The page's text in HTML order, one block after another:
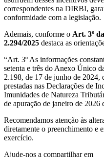
correspondentes na DIRBI,
conformidade com a legislação.
Ademais, conforme o Art. 3º
2.294/2025 destaca as
“Art. 3º As informações
setenta e três do Anexo Único
2.198, de 17 de junho de 2024,
prestadas nas Declarações de
Imunidades de Natureza
de apuração de janeiro de 2026
Recomendamos atenção às
diretamente o preenchimento
exercício.
Ajude-nos a compartilhar em